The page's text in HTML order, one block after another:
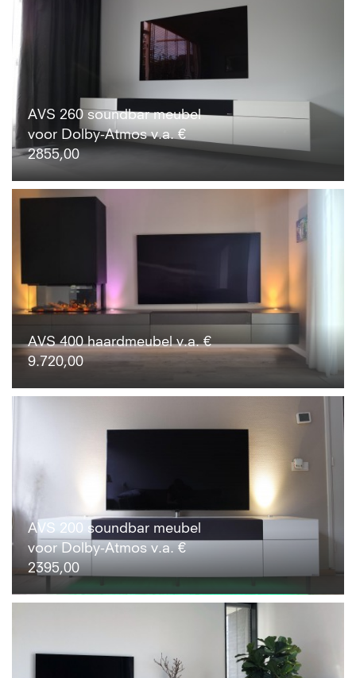
AVS 260 soundbar meubel
voor Dolby-Atmos v.a. €
2855,00
AVS 400 haardmeubel v.a. €
9.720,00
AVS 200 soundbar meubel
voor Dolby-Atmos v.a. €
2395,00